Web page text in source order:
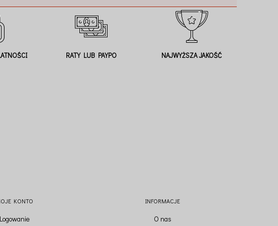
RATY LUB PAYPO NAJWYŻSZA JAKOŚĆ
KONTO
Logowanie
INFORMACJE
O nas